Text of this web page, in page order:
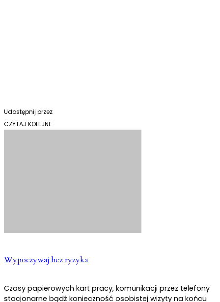
Udostępnij przez
CZYTAJ KOLEJNE
Wypoczywaj bez ryzyka
Czasy papierowych kart pracy, komunikacji przez telefony
stacjonarne bądź konieczność osobistej wizyty na końcu